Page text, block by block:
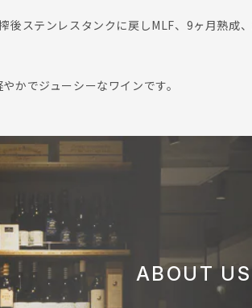
ステンレスタンクに戻しMLF、9ヶ月熟成
かでジューシーなワインです。
ABOUT US